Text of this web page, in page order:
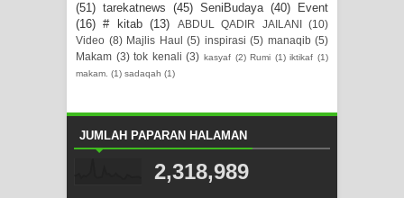
(51) tarekatnews (45) SeniBudaya (40)
Event
(16) # kitab (13) ABDUL QADIR JAILANI
(10)
Video (8) Majlis Haul (5) inspirasi (5) manaqib (5)
Makam (3) tok kenali (3) kasyaf (2) Rumi (1) iktikaf (1)
makam. (1) sadaqah (1)
JUMLAH PAPARAN HALAMAN
2,318,989